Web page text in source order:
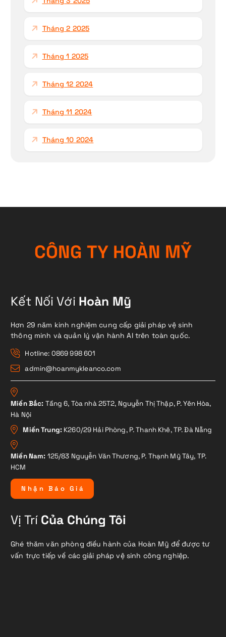
Tháng 2 2025
Tháng 1 2025
Tháng 12 2024
Tháng 11 2024
Tháng 10 2024
CÔNG TY HOÀN MỸ
Kết Nối Với Hoàn Mỹ
Hơn 29 năm kinh nghiệm cung cấp giải pháp vệ sinh
thông minh và quản lý vận hành AI trên toàn quốc.
Hotline: 0869 998 601
admin@hoanmykleanco.com
Miền Bắc: Tầng 6, Tòa nhà 25T2, Nguyễn Thị Thập, P. Yên Hòa,
Hà Nội
Miền Trung: K260/29 Hải Phòng, P. Thanh Khê, TP. Đà Nẵng
Miền Nam: 125/83 Nguyễn Văn Thương, P. Thạnh Mỹ Tây, TP.
HCM
N hậ n B á o G i á
Vị TríCủa Chúng Tôi
Ghé thăm văn phòng điều hành của Hoàn Mỹ để được tư
vấn trực tiếp về các giải pháp vệ sinh công nghiệp.